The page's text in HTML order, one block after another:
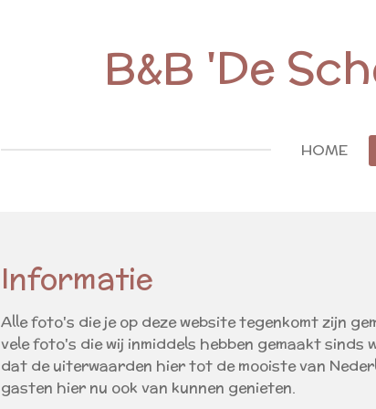
B&B 'De
HOME
Informatie
Alle foto's die je op deze website tegenkomt zijn
vele foto's die wij inmiddels hebben gemaakt sinds
dat de uiterwaarden hier tot de mooiste van
gasten hier nu ook van kunnen genieten.